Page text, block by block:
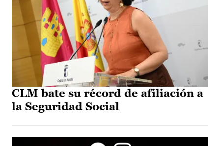
CLM bate su récord de afiliación a
la Seguridad Social